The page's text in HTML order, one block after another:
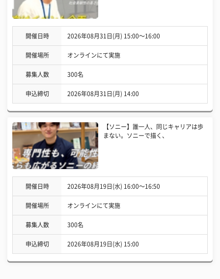
開催日時 2026年08月31日(月) 15:00〜16:00
開催場所 オンラインにて実施
募集人数 300名
申込締切 2026年08月31日(月) 14:00
【ソニー】誰一人、同じキャリアは歩
まない。ソニーで描く、
開催日時 2026年08月19日(水) 16:00〜16:50
開催場所 オンラインにて実施
募集人数 300名
申込締切 2026年08月19日(水) 15:00